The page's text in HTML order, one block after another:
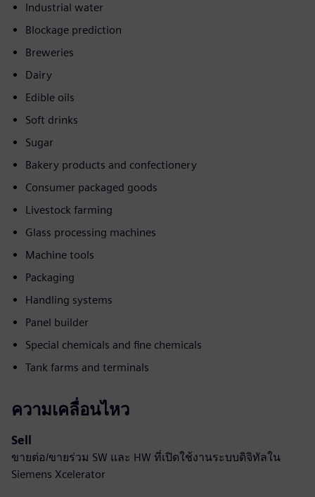
Industrial water
Blockage prediction
Breweries
Dairy
Edible oils
Soft drinks
Sugar
Bakery products and confectionery
Consumer packaged goods
Livestock farming
Glass processing machines
Machine tools
Packaging
Handling systems
Panel builder
Special chemicals and fine chemicals
Tank farms and terminals
ความเคลื่อนไหว
Sell
ขายต่อ/ขายร่วม SW และ HW ที่เปิดใช้งานระบบดิจิทัลใน
Siemens Xcelerator